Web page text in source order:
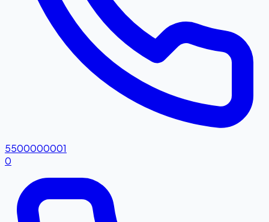
5500000001
0